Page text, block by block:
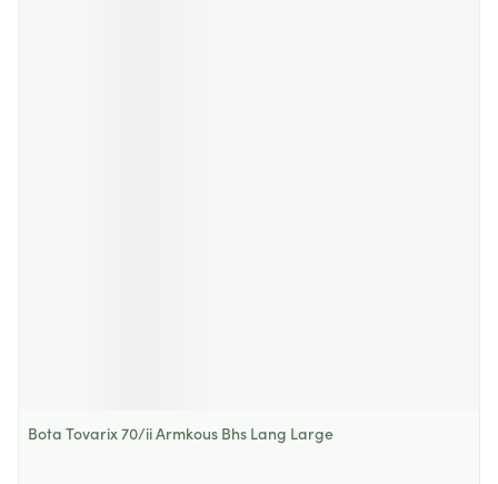
Bota Tovarix 70/ii Armkous Bhs Lang Large